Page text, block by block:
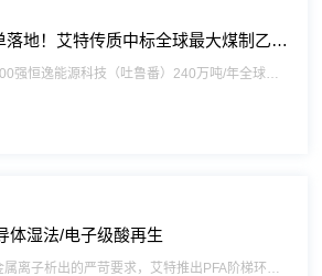
喜报 | 近6000万订单落地！艾特传质中标全球最大煤制乙二醇标杆项目！
艾特传质成功签约世界500强恒逸能源科技（吐鲁番）240万吨/年全球最大单体煤制乙二醇项目，斩获填料及塔内件供货标段近6000万元订单。公司将依托完整产业链优势，实现工艺设计、设备生产、现场安装一体化交付，再度彰显国内塔内件成套服务商领先实力。
体湿法/电子级酸再生
针对半导体湿法工艺对金属离子析出的严苛要求，艾特推出PFA阶梯环填料，耐强酸强碱且洁净度高。相比PTFE烧结填料，阶梯环结构通量更大、压降更低，显著提升吸收塔效率。支持SEMI标准定制，提供高纯氟塑料散堆一站式解决方案